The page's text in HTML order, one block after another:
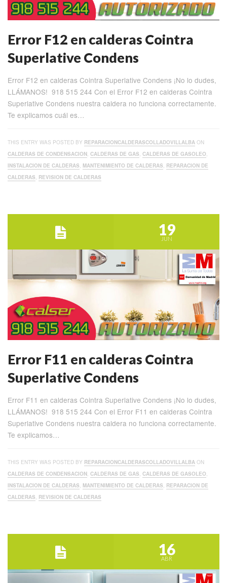
Error F12 en calderas Cointra
Superlative Condens
Error F12 en calderas Cointra Superlative Condens ¡No lo dudes,
LLÁMANOS! 918 515 244 Con el Error F12 en calderas Cointra
Superlative Condens nuestra caldera no funciona correctamente.
Te explicamos cuál es…
THIS ENTRY WAS POSTED BY REPARACIONCALDERASCOLLADOVILLALBA ON
CALDERAS DE CONDENSACION, CALDERAS DE GAS, CALDERAS DE GASOLEO,
INSTALACION DE CALDERAS, MANTENIMIENTO DE CALDERAS, REPARACION DE
CALDERAS, REVISION DE CALDERAS
19
JUN
Error F11 en calderas Cointra
Superlative Condens
Error F11 en calderas Cointra Superlative Condens ¡No lo dudes,
LLÁMANOS! 918 515 244 Con el Error F11 en calderas Cointra
Superlative Condens nuestra caldera no funciona correctamente.
Te explicamos…
THIS ENTRY WAS POSTED BY REPARACIONCALDERASCOLLADOVILLALBA ON
CALDERAS DE CONDENSACION, CALDERAS DE GAS, CALDERAS DE GASOLEO,
INSTALACION DE CALDERAS, MANTENIMIENTO DE CALDERAS, REPARACION DE
CALDERAS, REVISION DE CALDERAS
16
ABR